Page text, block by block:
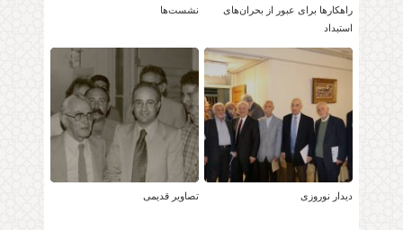
راهکارها برای عبور از بحران‌های
استبداد
نشست‌ها
دیدار نوروزی تصاویر قدیمی